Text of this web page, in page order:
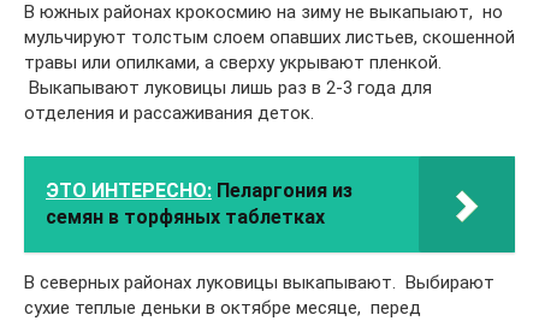
В южных районах крокосмию на зиму не выкапыают, но
мульчируют толстым слоем опавших листьев, скошенной
травы или опилками, а сверху укрывают пленкой.
Выкапывают луковицы лишь раз в 2-3 года для
отделения и рассаживания деток.
ЭТО ИНТЕРЕСНО: Пеларгония из
семян в торфяных таблетках
В северных районах луковицы выкапывают. Выбирают
сухие теплые деньки в октябре месяце, перед